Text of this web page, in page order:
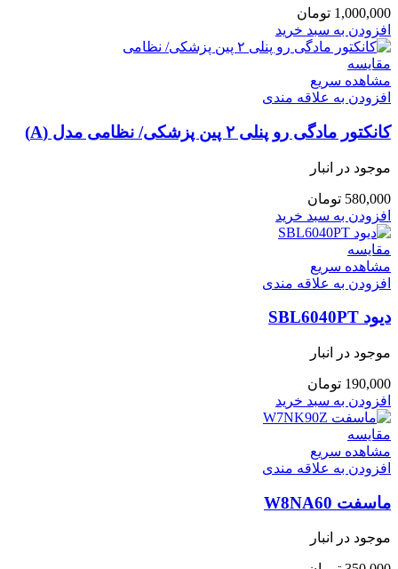
1,000,000 تومان
افزودن به سبد خرید
مقایسه
مشاهده سریع
افزودن به علاقه مندی
کانکتور مادگی رو پنلی ۲ پین پزشکی/ نظامی مدل (A)
موجود در انبار
580,000 تومان
افزودن به سبد خرید
مقایسه
مشاهده سریع
افزودن به علاقه مندی
دیود SBL6040PT
موجود در انبار
190,000 تومان
افزودن به سبد خرید
مقایسه
مشاهده سریع
افزودن به علاقه مندی
ماسفت W8NA60
موجود در انبار